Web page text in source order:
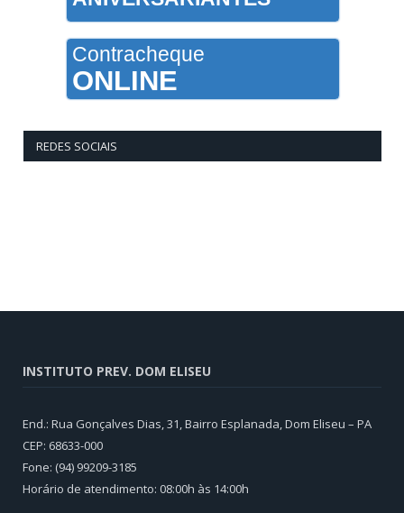
Contracheque
ONLINE
REDES SOCIAIS
INSTITUTO PREV. DOM ELISEU
End.: Rua Gonçalves Dias, 31, Bairro Esplanada, Dom Eliseu – PA
CEP: 68633-000
Fone: (94) 99209-3185
Horário de atendimento: 08:00h às 14:00h